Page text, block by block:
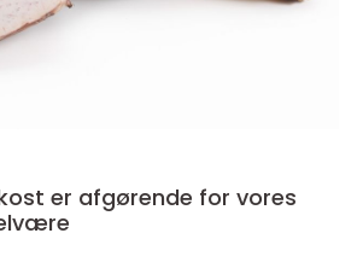
er afgørende for vores